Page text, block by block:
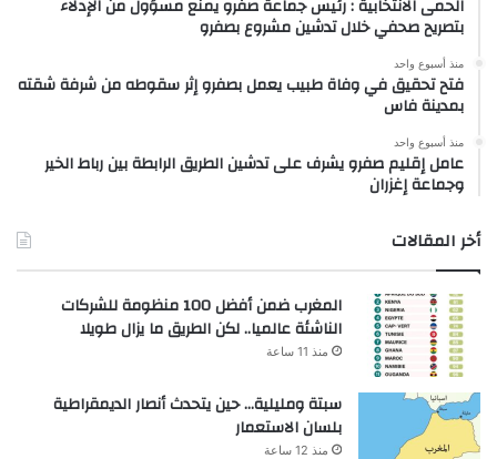
الحمى الانتخابية : رئيس جماعة صفرو يمنع مسؤول من الإدلاء
بتصريح صحفي خلال تدشين مشروع بصفرو
منذ أسبوع واحد
فتح تحقيق في وفاة طبيب يعمل بصفرو إثر سقوطه من شرفة شقته
بمدينة فاس
منذ أسبوع واحد
عامل إقليم صفرو يشرف على تدشين الطريق الرابطة بين رباط الخير
وجماعة إغزران
أخر المقالات
المغرب ضمن أفضل 100 منظومة للشركات
الناشئة عالميا.. لكن الطريق ما يزال طويلا
منذ 11 ساعة
سبتة ومليلية… حين يتحدث أنصار الديمقراطية
بلسان الاستعمار
منذ 12 ساعة